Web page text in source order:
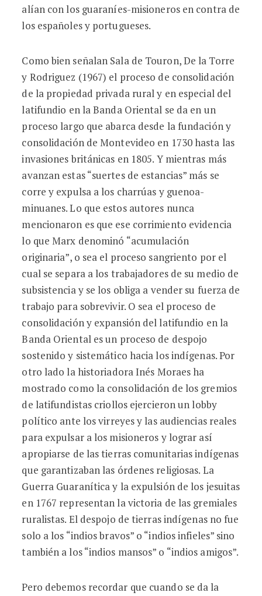
alían con los guaraníes-misioneros en contra de
los españoles y portugueses.
Como bien señalan Sala de Touron, De la Torre
y Rodriguez (1967) el proceso de consolidación
de la propiedad privada rural y en especial del
latifundio en la Banda Oriental se da en un
proceso largo que abarca desde la fundación y
consolidación de Montevideo en 1730 hasta las
invasiones británicas en 1805. Y mientras más
avanzan estas “suertes de estancias” más se
corre y expulsa a los charrúas y guenoa-
minuanes. Lo que estos autores nunca
mencionaron es que ese corrimiento evidencia
lo que Marx denominó “acumulación
originaria”, o sea el proceso sangriento por el
cual se separa a los trabajadores de su medio de
subsistencia y se los obliga a vender su fuerza de
trabajo para sobrevivir. O sea el proceso de
consolidación y expansión del latifundio en la
Banda Oriental es un proceso de despojo
sostenido y sistemático hacia los indígenas. Por
otro lado la historiadora Inés Moraes ha
mostrado como la consolidación de los gremios
de latifundistas criollos ejercieron un lobby
político ante los virreyes y las audiencias reales
para expulsar a los misioneros y lograr así
apropiarse de las tierras comunitarias indígenas
que garantizaban las órdenes religiosas. La
Guerra Guaranítica y la expulsión de los jesuitas
en 1767 representan la victoria de las gremiales
ruralistas. El despojo de tierras indígenas no fue
solo a los “indios bravos” o “indios infieles” sino
también a los “indios mansos” o “indios amigos”.
Pero debemos recordar que cuando se da la